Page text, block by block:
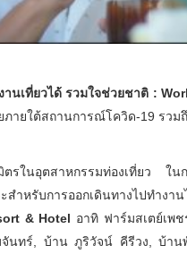
นเที่ยวได้ รวมใจช่วยชาติ :
ภายใต้สถานการณ์โควิด-19 รว
ตรในอุตสาหกรรมท่องเที่ยว
สำหรับการออกเดินทางไปทำงา
& Hotel อาทิ ฟาร์มสเตย์เพ
นทร์, บ้าน ภูริวัจน์ คีรีวง, บ้าน